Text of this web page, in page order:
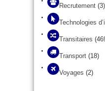
Recrutement (3)
Technologies
Transitaires
Transport (18)
Voyages (2)